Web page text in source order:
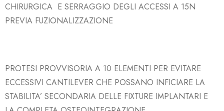
CHIRURGICA E SERRAGGIO DEGLI ACCESSI A 15N
PREVIA FUZIONALIZZAZIONE
PROTESI PROVVISORIA A 10 ELEMENTI PER EVITARE
ECCESSIVI CANTILEVER CHE POSSANO INFICIARE LA
STABILITA’ SECONDARIA DELLE FIXTURE IMPLANTARI E